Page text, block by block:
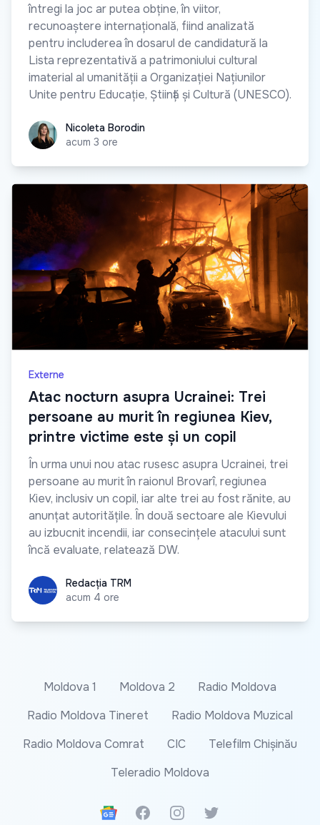
întregi la joc ar putea obține, în viitor,
recunoaștere internațională, fiind analizată
pentru includerea în dosarul de candidatură la
Lista reprezentativă a patrimoniului cultural
imaterial al umanității a Organizației Națiunilor
Unite pentru Educație, Știință și Cultură (UNESCO).
Nicoleta Borodin
Nicoleta Borodin
acum 3 ore
Externe
Atac nocturn asupra Ucrainei: Trei
persoane au murit în regiunea Kiev,
printre victime este și un copil
În urma unui nou atac rusesc asupra Ucrainei, trei
persoane au murit în raionul Brovarî, regiunea
Kiev, inclusiv un copil, iar alte trei au fost rănite, au
anunțat autoritățile. În două sectoare ale Kievului
au izbucnit incendii, iar consecințele atacului sunt
încă evaluate, relatează DW.
Redacția TRM
Redacția TRM
acum 4 ore
Moldova 1 Moldova 2
Radio Moldova
Radio Moldova Tineret
Radio Moldova Muzical
Radio Moldova Comrat
CIC
Telefilm Chișinău
Teleradio Moldova
Google News
FacebookInstagramTwitter